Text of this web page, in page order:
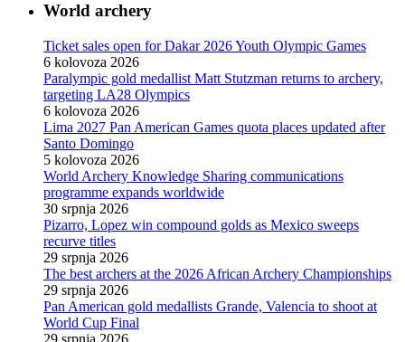
World archery
Ticket sales open for Dakar 2026 Youth Olympic Games
6 kolovoza 2026
Paralympic gold medallist Matt Stutzman returns to archery,
targeting LA28 Olympics
6 kolovoza 2026
Lima 2027 Pan American Games quota places updated after
Santo Domingo
5 kolovoza 2026
World Archery Knowledge Sharing communications
programme expands worldwide
30 srpnja 2026
Pizarro, Lopez win compound golds as Mexico sweeps
recurve titles
29 srpnja 2026
The best archers at the 2026 African Archery Championships
29 srpnja 2026
Pan American gold medallists Grande, Valencia to shoot at
World Cup Final